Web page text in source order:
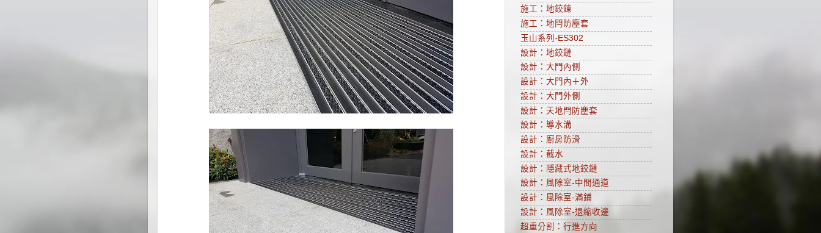
施工：地鉸鍊
施工：地閂防塵套
玉山系列-ES302
設計：地鉸鏈
設計：大門內側
設計：大門內＋外
設計：大門外側
設計：天地閂防塵套
設計：導水溝
設計：廚房防滑
設計：截水
設計：隱藏式地鉸鏈
設計：風除室-中間通道
設計：風除室-滿鋪
設計：風除室-退縮收邊
超重分割：行進方向